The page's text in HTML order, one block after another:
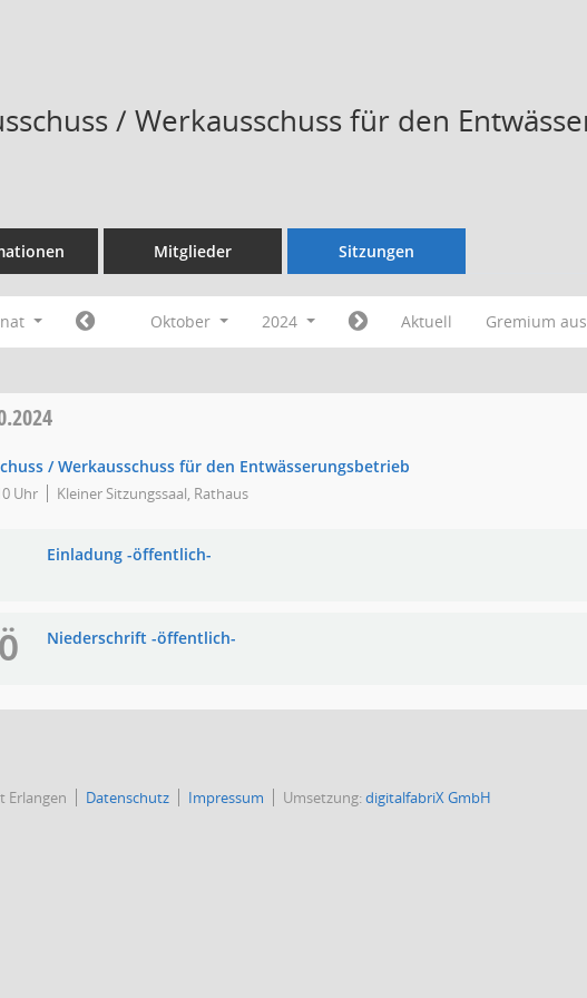
/ Werkausschuss für den
Mitglieder Sitzungen
Oktober 2024 Aktuell Gremium
/ Werkausschuss für den Entwässerungsbetrieb
Uhr Kleiner Sitzungssaal, Rathaus
Einladung -öffentlich-
Niederschrift -öffentlich-
Erlangen Datenschutz Impressum Umsetzung:digitalfabriX GmbH